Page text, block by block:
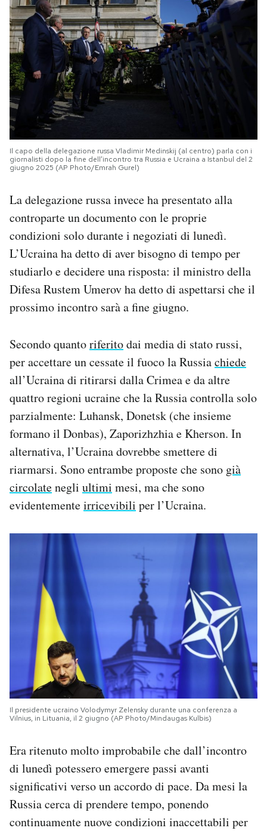
Il capo della delegazione russa Vladimir Medinskij (al centro) parla con i
giornalisti dopo la fine dell’incontro tra Russia e Ucraina a Istanbul del 2
giugno 2025 (AP Photo/Emrah Gurel)
La delegazione russa invece ha presentato alla
controparte un documento con le proprie
condizioni solo durante i negoziati di lunedì.
L’Ucraina ha detto di aver bisogno di tempo per
studiarlo e decidere una risposta: il ministro della
Difesa Rustem Umerov ha detto di aspettarsi che il
prossimo incontro sarà a fine giugno.
Secondo quantoriferitodai media di stato russi,
per accettare un cessate il fuoco la Russiachiede
all’Ucraina di ritirarsi dalla Crimea e da altre
quattro regioni ucraine che la Russia controlla solo
parzialmente: Luhansk, Donetsk (che insieme
formano il Donbas), Zaporizhzhia e Kherson. In
alternativa, l’Ucraina dovrebbe smettere di
riarmarsi. Sono entrambe proposte che sono già
circolatenegli ultimi mesi, ma che sono
evidentementeirricevibili per l’Ucraina.
Il presidente ucraino Volodymyr Zelensky durante una conferenza a
Vilnius, in Lituania, il 2 giugno (AP Photo/Mindaugas Kulbis)
Era ritenuto molto improbabile che dall’incontro
di lunedì potessero emergere passi avanti
significativi verso un accordo di pace. Da mesi la
Russia cerca di prendere tempo, ponendo
continuamente nuove condizioni inaccettabili per